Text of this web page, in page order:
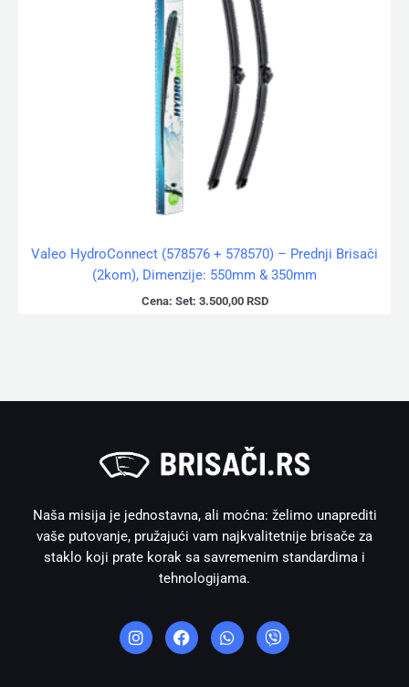
Valeo HydroConnect (578576 + 578570) – Prednji Brisači
(2kom), Dimenzije: 550mm & 350mm
Cena: Set: 3.500,00 RSD
Naša misija je jednostavna, ali moćna: želimo unaprediti
vaše putovanje, pružajući vam najkvalitetnije brisače za
staklo koji prate korak sa savremenim standardima i
tehnologijama.
n
s
t
a
c
e
h
a
t
i
b
e